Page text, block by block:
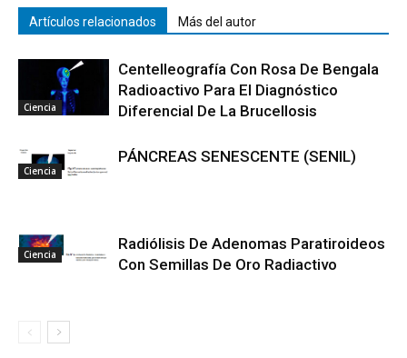
Artículos relacionados Más del autor
Ciencia
Centelleografía Con Rosa De Bengala
Radioactivo Para El Diagnóstico
Diferencial De La Brucellosis
Ciencia
PÁNCREAS SENESCENTE (SENIL)
Ciencia
Radiólisis De Adenomas Paratiroideos
Con Semillas De Oro Radiactivo